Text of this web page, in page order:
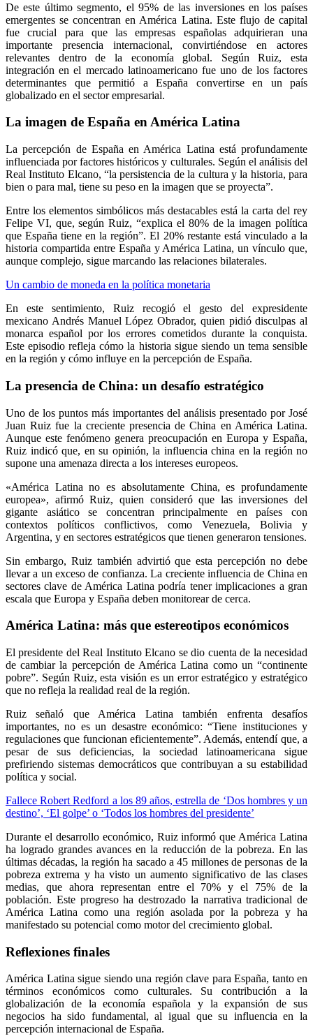
De este último segmento, el 95% de las inversiones en los países
emergentes se concentran en América Latina. Este flujo de capital
fue crucial para que las empresas españolas adquirieran una
importante presencia internacional, convirtiéndose en actores
relevantes dentro de la economía global. Según Ruiz, esta
integración en el mercado latinoamericano fue uno de los factores
determinantes que permitió a España convertirse en un país
globalizado en el sector empresarial.
La imagen de España en América Latina
La percepción de España en América Latina está profundamente
influenciada por factores históricos y culturales. Según el análisis del
Real Instituto Elcano, “la persistencia de la cultura y la historia, para
bien o para mal, tiene su peso en la imagen que se proyecta”.
Entre los elementos simbólicos más destacables está la carta del rey
Felipe VI, que, según Ruiz, “explica el 80% de la imagen política
que España tiene en la región”. El 20% restante está vinculado a la
historia compartida entre España y América Latina, un vínculo que,
aunque complejo, sigue marcando las relaciones bilaterales.
Un cambio de moneda en la política monetaria
En este sentimiento, Ruiz recogió el gesto del expresidente
mexicano Andrés Manuel López Obrador, quien pidió disculpas al
monarca español por los errores cometidos durante la conquista.
Este episodio refleja cómo la historia sigue siendo un tema sensible
en la región y cómo influye en la percepción de España.
La presencia de China: un desafío estratégico
Uno de los puntos más importantes del análisis presentado por José
Juan Ruiz fue la creciente presencia de China en América Latina.
Aunque este fenómeno genera preocupación en Europa y España,
Ruiz indicó que, en su opinión, la influencia china en la región no
supone una amenaza directa a los intereses europeos.
«América Latina no es absolutamente China, es profundamente
europea», afirmó Ruiz, quien consideró que las inversiones del
gigante asiático se concentran principalmente en países con
contextos políticos conflictivos, como Venezuela, Bolivia y
Argentina, y en sectores estratégicos que tienen generaron tensiones.
Sin embargo, Ruiz también advirtió que esta percepción no debe
llevar a un exceso de confianza. La creciente influencia de China en
sectores clave de América Latina podría tener implicaciones a gran
escala que Europa y España deben monitorear de cerca.
América Latina: más que estereotipos económicos
El presidente del Real Instituto Elcano se dio cuenta de la necesidad
de cambiar la percepción de América Latina como un “continente
pobre”. Según Ruiz, esta visión es un error estratégico y estratégico
que no refleja la realidad real de la región.
Ruiz señaló que América Latina también enfrenta desafíos
importantes, no es un desastre económico: “Tiene instituciones y
regulaciones que funcionan eficientemente”. Además, entendí que, a
pesar de sus deficiencias, la sociedad latinoamericana sigue
prefiriendo sistemas democráticos que contribuyan a su estabilidad
política y social.
Fallece Robert Redford a los 89 años, estrella de ‘Dos hombres y un
destino’, ‘El golpe’ o ‘Todos los hombres del presidente’
Durante el desarrollo económico, Ruiz informó que América Latina
ha logrado grandes avances en la reducción de la pobreza. En las
últimas décadas, la región ha sacado a 45 millones de personas de la
pobreza extrema y ha visto un aumento significativo de las clases
medias, que ahora representan entre el 70% y el 75% de la
población. Este progreso ha destrozado la narrativa tradicional de
América Latina como una región asolada por la pobreza y ha
manifestado su potencial como motor del crecimiento global.
Reflexiones finales
América Latina sigue siendo una región clave para España, tanto en
términos económicos como culturales. Su contribución a la
globalización de la economía española y la expansión de sus
negocios ha sido fundamental, al igual que su influencia en la
percepción internacional de España.